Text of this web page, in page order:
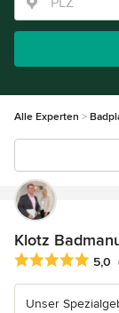
Alle Experten
Klotz
5,0
Unser